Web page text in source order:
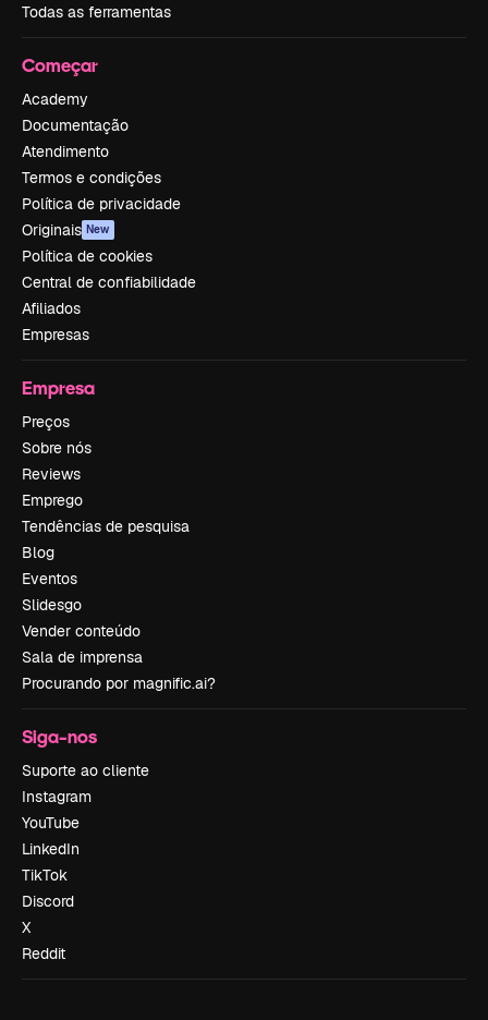
Todas as ferramentas
Começar
Academy
Documentação
Atendimento
Termos e condições
Política de privacidade
Originais New
Política de cookies
Central de confiabilidade
Afiliados
Empresas
Empresa
Preços
Sobre nós
Reviews
Emprego
Tendências de pesquisa
Blog
Eventos
Slidesgo
Vender conteúdo
Sala de imprensa
Procurando por magnific.ai?
Siga-nos
Suporte ao cliente
Instagram
YouTube
LinkedIn
TikTok
Discord
X
Reddit